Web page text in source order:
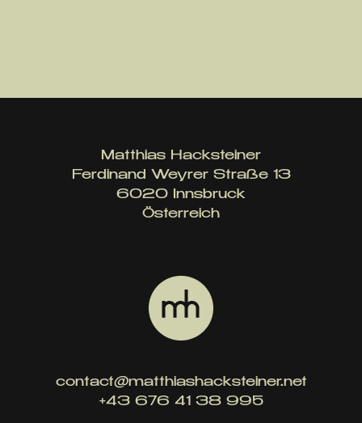
Matthias Hacksteiner
Ferdinand Weyrer Straße 13
6020 Innsbruck
Österreich
contact@matthiashacksteiner.net
+43 676 41 38 995